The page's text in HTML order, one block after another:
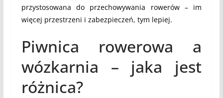
przystosowana do przechowywania rowerów – im
więcej przestrzeni i zabezpieczeń, tym lepiej.
Piwnica rowerowa a
wózkarnia – jaka jest
różnica?